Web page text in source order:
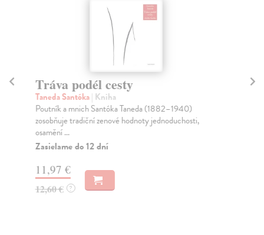
Tráva podél cesty
Taneda Santóka| Kniha
Poutník a mnich Santóka Taneda (1882–1940)
zosobňuje tradiční zenové hodnoty jednoduchosti,
osamění ...
Zasielame do 12 dní
11,97 €
12,60 € ?